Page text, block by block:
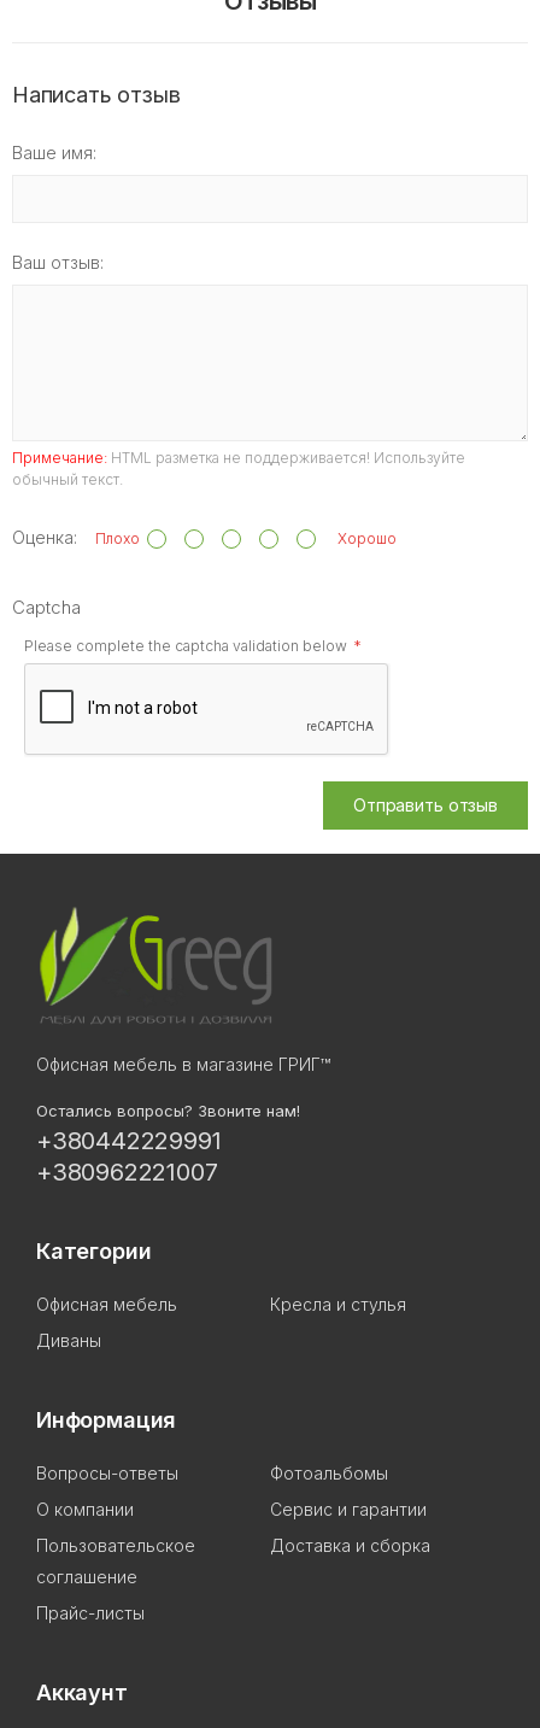
Написать отзыв
Ваше имя:
Ваш отзыв:
Примечание: HTML разметка не поддерживается! Используйте
обычный текст.
Оценка: Плохо Хорошо
Captcha
Please complete the captcha validation below
Отправить отзыв
Офисная мебель в магазине ГРИГ™
Остались вопросы? Звоните нам!
+380442229991
+380962221007
Категории
Офисная мебель
Кресла и стулья
Диваны
Информация
Вопросы-ответы
Фотоальбомы
О компании
Сервис и гарантии
Пользовательское
соглашение
Доставка и сборка
Прайс-листы
Аккаунт